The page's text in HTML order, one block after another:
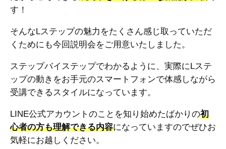
す！
そんなLステップの魅力をたくさん感じ取っていただ
くためにも今回説明会をご用意いたしました。
ステップバイステップでわかるように、実際にLステ
ップの動きをお手元のスマートフォンで体感しながら
受講できるスタイルになっています。
LINE公式アカウントのことを知り始めたばかりの初
心者の方も理解できる内容になっていますのでぜひお
気軽にお越しください。